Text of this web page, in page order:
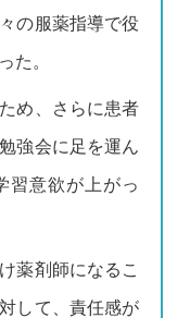
の服薬指導で役
た。
め、さらに患者
強会に足を運ん
習意欲が上がっ
薬剤師になるこ
して、責任感が